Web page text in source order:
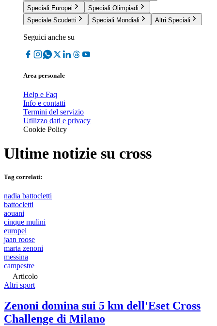
Speciali Europei
Speciali Olimpiadi
Speciale Scudetti
Speciali Mondiali Altri Speciali
Seguici anche su
Area personale
Help e Faq
Info e contatti
Termini del servizio
Utilizzo dati e privacy
Cookie Policy
Ultime notizie su cross
Tag correlati:
nadia battocletti
battocletti
aouani
cinque mulini
europei
jaan roose
marta zenoni
messina
campestre
Articolo
Altri sport
Zenoni domina sui 5 km dell'Eset Cross
Challenge di Milano